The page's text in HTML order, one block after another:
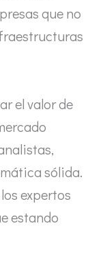
que no
el valor de
sólida.
expertos
estando